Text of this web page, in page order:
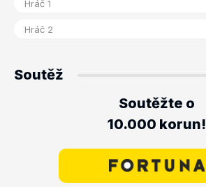
Soutěž
Soutěžte o
10.000 korun!